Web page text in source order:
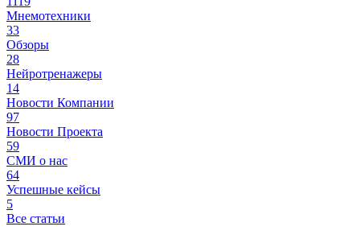
Мнемотехники
33
Обзоры
28
Нейротренажеры
14
Новости Компании
97
Новости Проекта
59
СМИ о нас
64
Успешные кейсы
5
Все статьи